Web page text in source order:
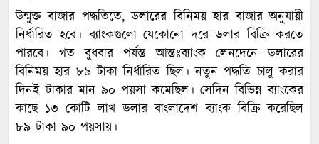
উন্মুক্ত বাজার পদ্ধতিতে, ডলারের বিনিময় হার বাজার অনুযায়ী
নির্ধারিত হবে। ব্যাংকগুলো যেকোনো দরে ডলার বিক্রি করতে
পারবে। গত বুধবার পর্যন্ত আন্তঃব্যাংক লেনদেনে ডলারের
বিনিময় হার ৮৯ টাকা নির্ধারিত ছিল। নতুন পদ্ধতি চালু করার
দিনই টাকার মান ৯০ পয়সা কমেছিল। সেদিন বিভিন্ন ব্যাংকের
কাছে ১৩ কোটি লাখ ডলার বাংলাদেশ ব্যাংক বিক্রি করেছিল
৮৯ টাকা ৯০ পয়সায়।